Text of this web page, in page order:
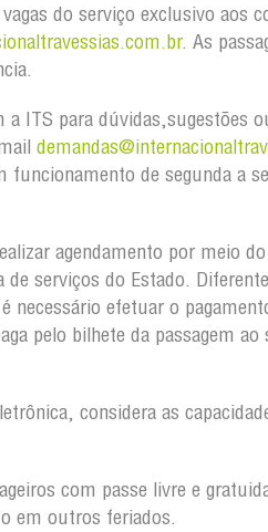
do serviço exclusivo aos
. As
a ITS para dúvidas,sugestões
de segunda a
agendamento por meio
serviços do Estado.
necessário efetuar o
pelo bilhete da passagem ao
considera as
com passe livre e
em outros feriados.